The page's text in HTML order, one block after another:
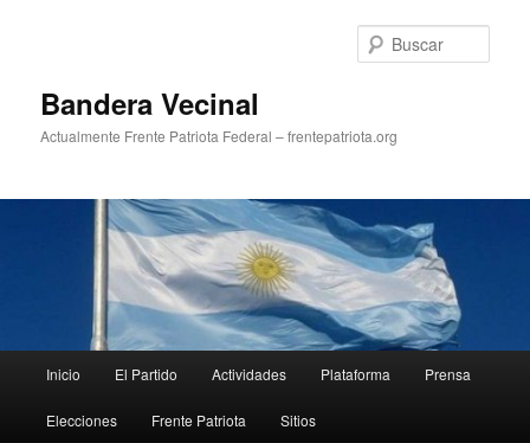
Bandera Vecinal
Actualmente Frente Patriota Federal – frentepatriota.org
principal
Inicio El Partido Actividades Plataforma Prensa
Elecciones Frente Patriota Sitios